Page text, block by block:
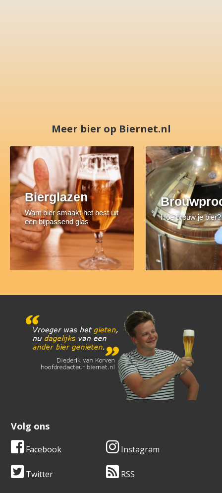
Meer bier op Biernet.nl
Bierglazen
Want bier smaakt het best uit
een bijpassend glas
Hoe brouw je bier?
Volg ons
Facebook Instagram
Twitter RSS